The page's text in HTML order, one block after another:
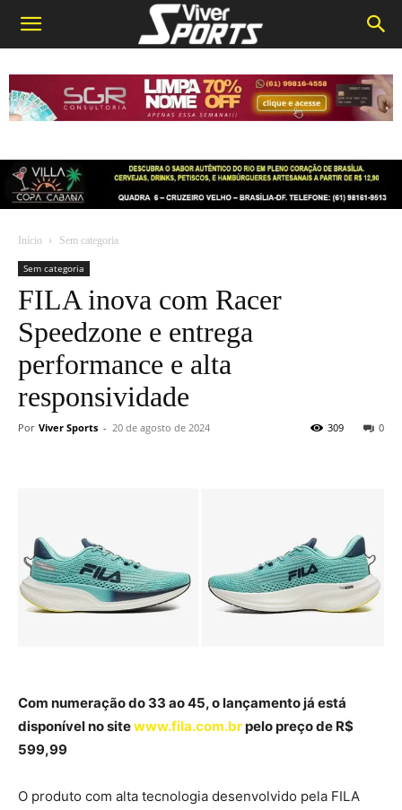
Início Sem categoria
Sem categoria
FILA inova com Racer
Speedzone e entrega
performance e alta
responsividade
Por Viver Sports - 20 de agosto de 2024 0
309
Com numeração do 33 ao 45, o lançamento já está
disponível no sitewww.fila.com.brpelo preço de R$
599,99
O produto com alta tecnologia desenvolvido pela FILA